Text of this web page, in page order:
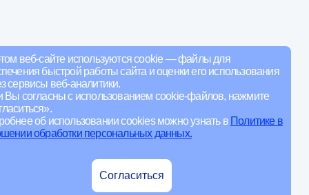
веб-сайте используются cookie — файлы для
быстрой работы сайта и оценки его использования
сервисы веб-аналитики.
Вы согласны с использованием cookie-файлов, нажмите
об использовании cookies можно узнать в Политике в
обработки персональных данных.
Согласиться